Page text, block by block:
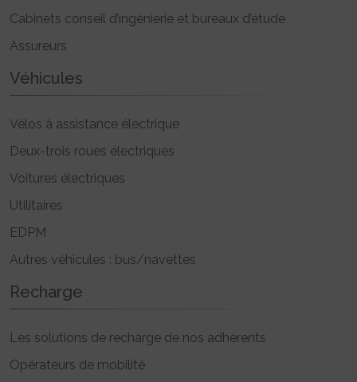
Cabinets conseil d’ingénierie et bureaux d’étude
Assureurs
Véhicules
Vélos à assistance électrique
Deux-trois roues électriques
Voitures électriques
Utilitaires
EDPM
Autres véhicules : bus/navettes
Recharge
Les solutions de recharge de nos adhérents
Opérateurs de mobilité